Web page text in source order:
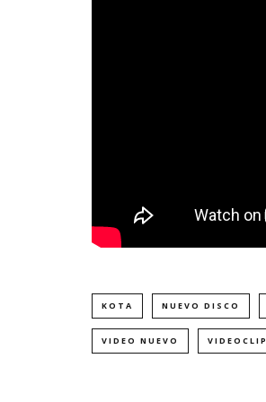
KOTA NUEVO DISCO
VIDEO NUEVO VIDEOCLIP